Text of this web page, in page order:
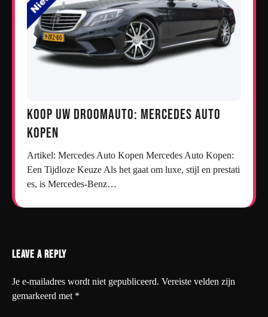
Koop uw droomauto: Mercedes auto
kopen
Artikel: Mercedes Auto Kopen Mercedes Auto Kopen:
Een Tijdloze Keuze Als het gaat om luxe, stijl en prestati
es, is Mercedes-Benz…
Leave a Reply
Je e-mailadres wordt niet gepubliceerd. Vereiste velden zijn
gemarkeerd met *